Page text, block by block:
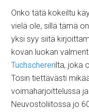
Onko tätä kokeiltu
vielä ole, sillä tämä
yksi syy siitä
kovan luokan
Tuchschererilta, joka
Tosin tiettävästi
voimaharjoittelussa
Neuvostoliitossa jo